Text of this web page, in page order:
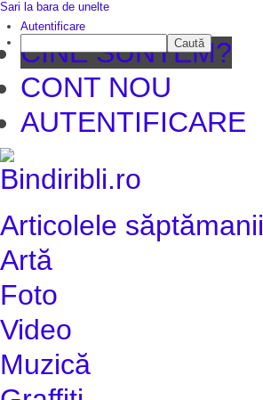
CINE SUNTEM?
CONT NOU
AUTENTIFICARE
Articolele săptămanii
Artă
Foto
Video
Muzică
Sari la bara de unelte
Autentificare
Caută